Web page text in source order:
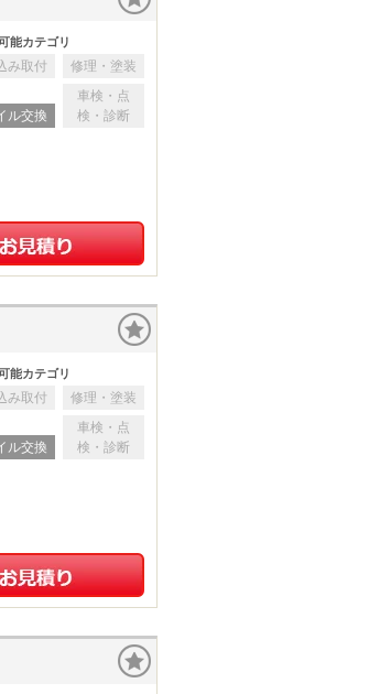
能カテゴリ
み取付 修理・塗装
ル交換
車検・点
検・診断
能カテゴリ
み取付 修理・塗装
ル交換
車検・点
検・診断